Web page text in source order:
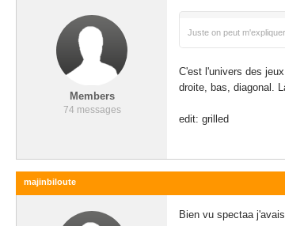
Members
74 messages
Juste on peut
C'est l'univers des
droite, bas, diagonal.
edit: grilled
majinbiloute
Bien vu spectaa